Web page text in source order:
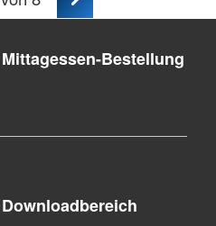
Mittagessen-Bestellung
Downloadbereich